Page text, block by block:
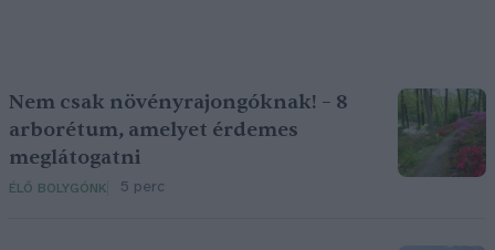
Nem csak növényrajongóknak! – 8
arborétum, amelyet érdemes
meglátogatni
ÉLŐ BOLYGÓNK 5 perc